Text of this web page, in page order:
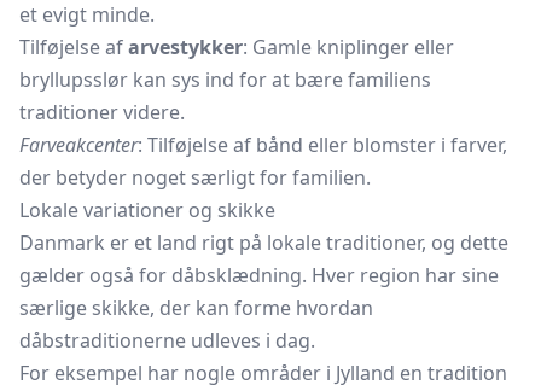
et evigt minde.
Tilføjelse afarvestykker: Gamle kniplinger eller
bryllupsslør kan sys ind for at bære familiens
traditioner videre.
Farveakcenter: Tilføjelse af bånd eller blomster i farver,
der betyder noget særligt for familien.
Lokale variationer og skikke
Danmark er et land rigt på lokale traditioner, og dette
gælder også for dåbsklædning. Hver region har sine
særlige skikke, der kan forme hvordan
dåbstraditionerne udleves i dag.
For eksempel har nogle områder i Jylland en tradition